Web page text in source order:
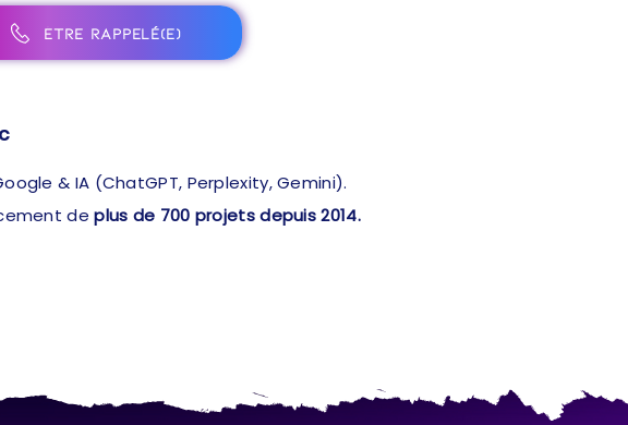
ÊTRE RAPPELÉ(E)
& IA (ChatGPT, Perplexity, Gemini).
de plus de 700 projets depuis 2014.